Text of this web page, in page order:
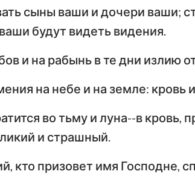
сыны ваши и дочери ваши;
будут видеть видения.
и на рабынь в те дни излию
на небе и на земле: кровь
во тьму и луна--в кровь,
и страшный.
кто призовет имя Господне,